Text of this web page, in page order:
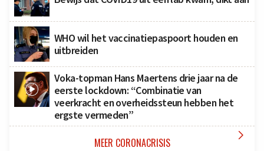
WHO wil het vaccinatiepaspoort houden en
uitbreiden
Voka-topman Hans Maertens drie jaar na de
eerste lockdown: “Combinatie van
veerkracht en overheidssteun hebben het
ergste vermeden”
MEER CORONACRISIS 